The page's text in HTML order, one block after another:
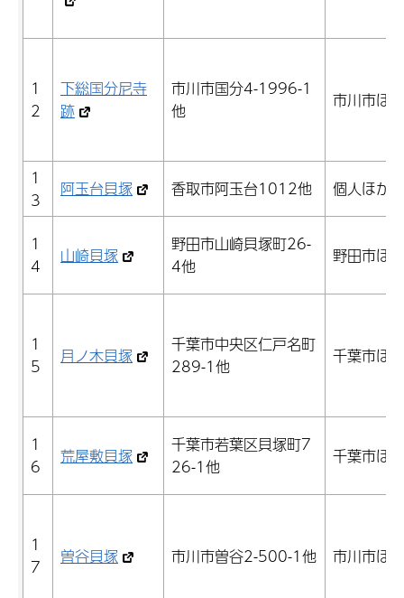
1
2
下総国分尼寺
跡
市川市国分4-1996-1
他
市川市ほか
1
3
阿玉台貝塚 香取市阿玉台1012他 個人ほか
1
4
山崎貝塚
野田市山崎貝塚町26-
4他
野田市ほか
1
5
月ノ木貝塚
千葉市中央区仁戸名町
289-1他
千葉市ほか
1
6
荒屋敷貝塚
千葉市若葉区貝塚町7
26-1他
千葉市ほか
1
7
曽谷貝塚 市川市曽谷2-500-1他 市川市ほか